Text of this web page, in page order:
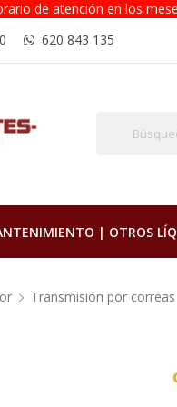
de atención en los
620 843 135
| OTROS
Transmisión por correas